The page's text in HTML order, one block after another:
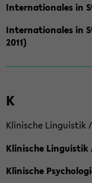
Internationales in
Internationales in
2011)
K
Klinische Linguistik
Klinische Linguistik
Klinische